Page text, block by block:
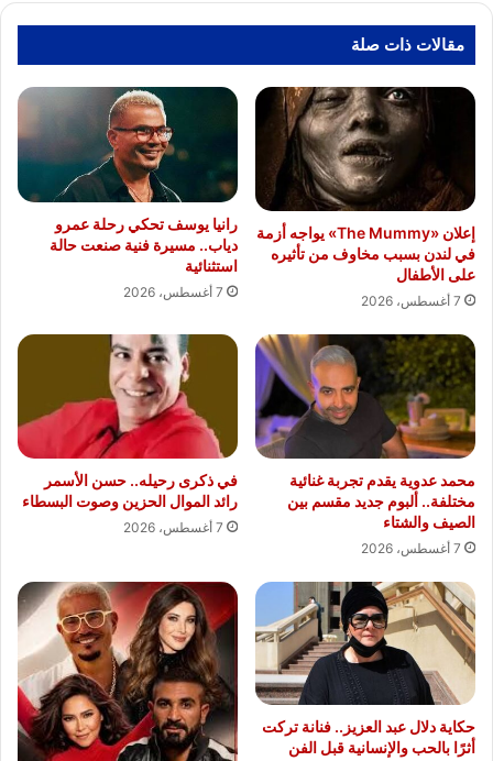
والشركة
الزراعية
لمنتجي
ومصدري
البستانية
مقالات ذات صلة
إعلان «The Mummy» يواجه أزمة
في لندن بسبب مخاوف من تأثيره
على الأطفال
7 أغسطس، 2026
رانيا يوسف تحكي رحلة عمرو
دياب.. مسيرة فنية صنعت حالة
استثنائية
7 أغسطس، 2026
محمد عدوية يقدم تجربة غنائية
مختلفة.. ألبوم جديد مقسم بين
الصيف والشتاء
7 أغسطس، 2026
في ذكرى رحيله.. حسن الأسمر
رائد الموال الحزين وصوت البسطاء
7 أغسطس، 2026
حكاية دلال عبد العزيز.. فنانة تركت
أثرًا بالحب والإنسانية قبل الفن